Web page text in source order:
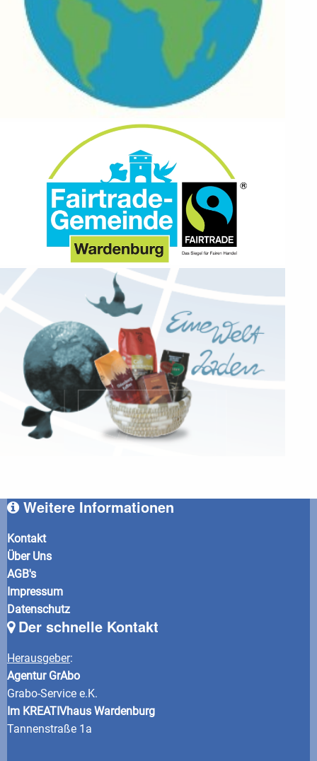
Weitere Informationen
Kontakt
Über Uns
AGB's
Impressum
Datenschutz
Der schnelle Kontakt
Herausgeber:
Agentur GrAbo
Grabo-Service e.K.
Im KREATIVhaus Wardenburg
Tannenstraße 1a